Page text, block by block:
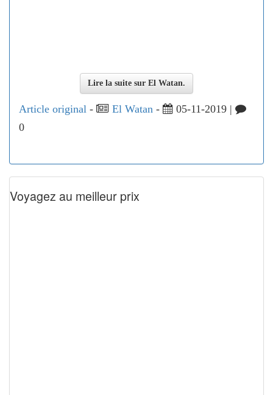
Lire la suite sur El Watan.
Article original - El Watan -
05-11-2019 |
0
Voyagez au meilleur prix